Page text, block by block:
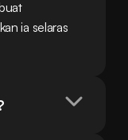
ia selaras